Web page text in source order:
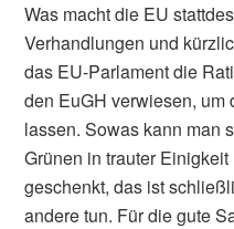
Was macht die EU
Verhandlungen und
das EU-Parlament die
den EuGH verwiesen,
lassen. Sowas kann man
Grünen in trauter
geschenkt, das ist
andere tun. Für die gute